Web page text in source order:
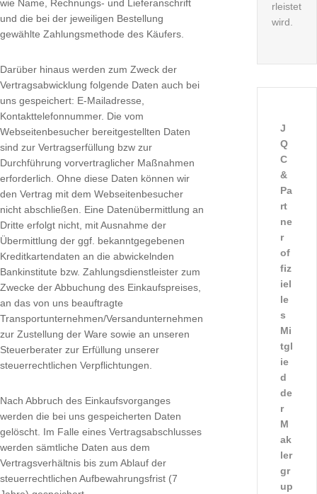
wie Name, Rechnungs- und Lieferanschrift
und die bei der jeweiligen Bestellung
gewählte Zahlungsmethode des Käufers.
Darüber hinaus werden zum Zweck der
Vertragsabwicklung folgende Daten auch bei
uns gespeichert: E-Mailadresse,
Kontakttelefonnummer. Die vom
Webseitenbesucher bereitgestellten Daten
sind zur Vertragserfüllung bzw zur
Durchführung vorvertraglicher Maßnahmen
erforderlich. Ohne diese Daten können wir
den Vertrag mit dem Webseitenbesucher
nicht abschließen. Eine Datenübermittlung an
Dritte erfolgt nicht, mit Ausnahme der
Übermittlung der ggf. bekanntgegebenen
Kreditkartendaten an die abwickelnden
Bankinstitute bzw. Zahlungsdienstleister zum
Zwecke der Abbuchung des Einkaufspreises,
an das von uns beauftragte
Transportunternehmen/Versandunternehmen
zur Zustellung der Ware sowie an unseren
Steuerberater zur Erfüllung unserer
steuerrechtlichen Verpflichtungen.
Nach Abbruch des Einkaufsvorganges
werden die bei uns gespeicherten Daten
gelöscht. Im Falle eines Vertragsabschlusses
werden sämtliche Daten aus dem
Vertragsverhältnis bis zum Ablauf der
steuerrechtlichen Aufbewahrungsfrist (7
rleistet
wird.
J
Q
C
&
Pa
rt
ne
r
of
fiz
iel
le
s
Mi
tgl
ie
d
de
r
M
ak
ler
gr
up